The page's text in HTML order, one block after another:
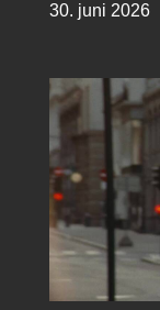
30. juni 2026